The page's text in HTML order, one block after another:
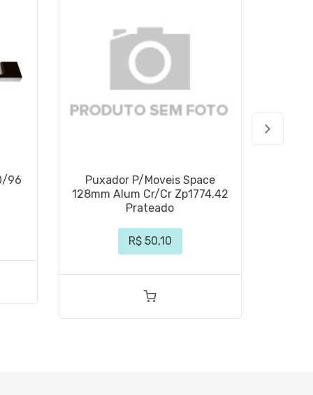
96
Puxador P/Moveis Space
128mm Alum Cr/Cr Zp1774.42
Prateado
R$ 50,10